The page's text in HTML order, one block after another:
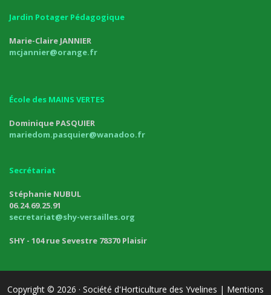
Jardin Potager Pédagogique
Marie-Claire JANNIER
mcjannier@orange.fr
École des MAINS VERTES
Dominique PASQUIER
mariedom.pasquier@wanadoo.fr
Secrétariat
Stéphanie NUBUL
06.24.69.25.91
secretariat@shy-versailles.org
SHY - 104 rue Sevestre 78370 Plaisir
Copyright © 2026 · Société d'Horticulture des Yvelines | Mentions